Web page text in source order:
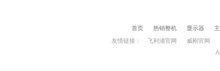
首页 热销整机 显示器
友情链接：
飞利浦官网 威刚官网